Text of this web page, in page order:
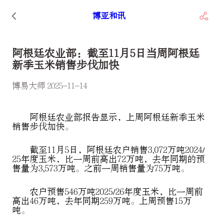
博亚和讯
阿根廷农业部：截至11月5日当周阿根廷
新季玉米销售步伐加快
博易大师 2025-11-14
阿根廷农业部报告显示，上周阿根廷新季玉米
销售步伐加快。
截至11月5日，阿根廷农户销售3,072万吨2024/
25年度玉米，比一周前高出72万吨，去年同期的预
售量为3,573万吨。之前一周销售量为75万吨。
农户预售546万吨2025/26年度玉米，比一周前
高出46万吨，去年同期259万吨。上周预售15万
吨。